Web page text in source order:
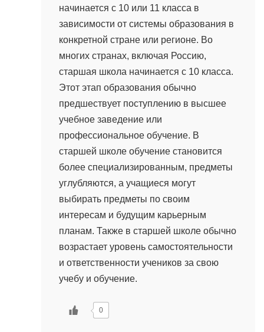
начинается с 10 или 11 класса в
зависимости от системы образования в
конкретной стране или регионе. Во
многих странах, включая Россию,
старшая школа начинается с 10 класса.
Этот этап образования обычно
предшествует поступлению в высшее
учебное заведение или
профессиональное обучение. В
старшей школе обучение становится
более специализированным, предметы
углубляются, а учащиеся могут
выбирать предметы по своим
интересам и будущим карьерным
планам. Также в старшей школе обычно
возрастает уровень самостоятельности
и ответственности учеников за свою
учебу и обучение.
0